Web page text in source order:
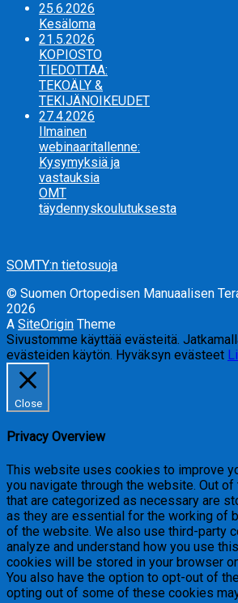
25.6.2026
Kesäloma
21.5.2026
KOPIOSTO
TIEDOTTAA:
TEKOÄLY &
TEKIJÄNOIKEUDET
27.4.2026
Ilmainen
webinaaritallenne:
Kysymyksiä ja
vastauksia
OMT
täydennyskoulutuksesta
SOMTY:n tietosuoja
© Suomen Ortopedisen Manuaalisen
2026
A SiteOrigin Theme
Sivustomme käyttää evästeitä.
evästeiden käytön. Hyväksyn evästeet
Close
Privacy Overview
This website uses cookies to improve
you navigate through the website. Out
that are categorized as necessary are
as they are essential for the working of
of the website. We also use third-party
analyze and understand how you use
cookies will be stored in your browser
You also have the option to opt-out of
opting out of some of these cookies